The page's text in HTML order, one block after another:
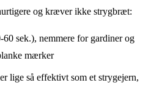
og kræver ikke strygbræt:
sek.), nemmere for gardiner og
mærker
lige så effektivt som et strygejern,